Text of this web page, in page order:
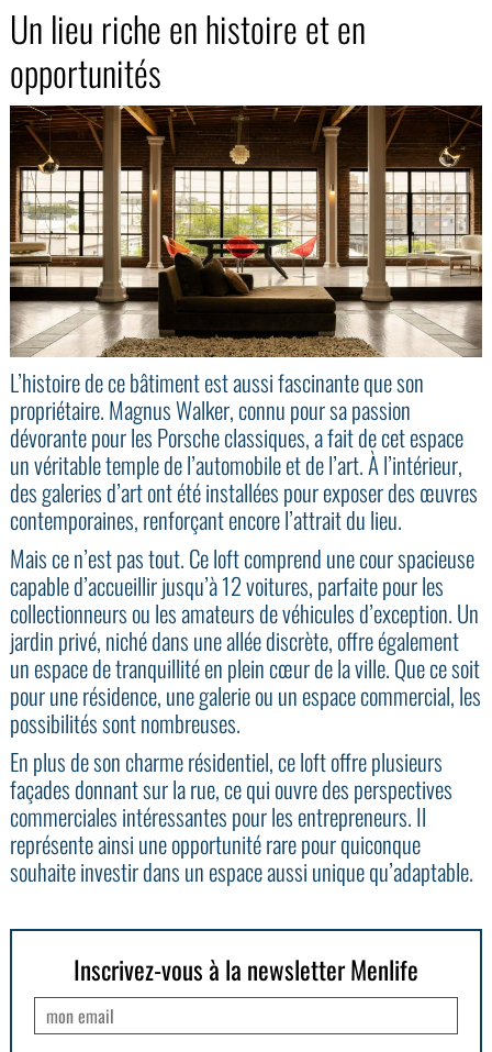
Un lieu riche en histoire et en
opportunités
L’histoire de ce bâtiment est aussi fascinante que son
propriétaire. Magnus Walker, connu pour sa passion
dévorante pour les Porsche classiques, a fait de cet espace
un véritable temple de l’automobile et de l’art. À l’intérieur,
des galeries d’art ont été installées pour exposer des œuvres
contemporaines, renforçant encore l’attrait du lieu.
Mais ce n’est pas tout. Ce loft comprend une cour spacieuse
capable d’accueillir jusqu’à 12 voitures, parfaite pour les
collectionneurs ou les amateurs de véhicules d’exception. Un
jardin privé, niché dans une allée discrète, offre également
un espace de tranquillité en plein cœur de la ville. Que ce soit
pour une résidence, une galerie ou un espace commercial, les
possibilités sont nombreuses.
En plus de son charme résidentiel, ce loft offre plusieurs
façades donnant sur la rue, ce qui ouvre des perspectives
commerciales intéressantes pour les entrepreneurs. Il
représente ainsi une opportunité rare pour quiconque
souhaite investir dans un espace aussi unique qu’adaptable.
Inscrivez-vous à la newsletter Menlife